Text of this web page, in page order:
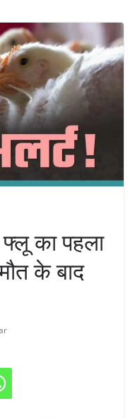
फ्लू का पहला
के बाद